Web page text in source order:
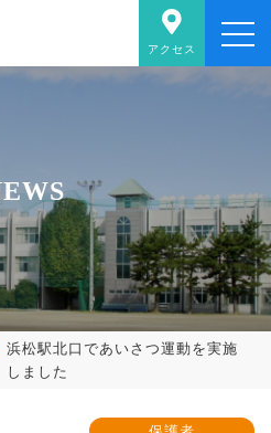
アクセス
浜松駅北口であいさつ運動を実施
しました